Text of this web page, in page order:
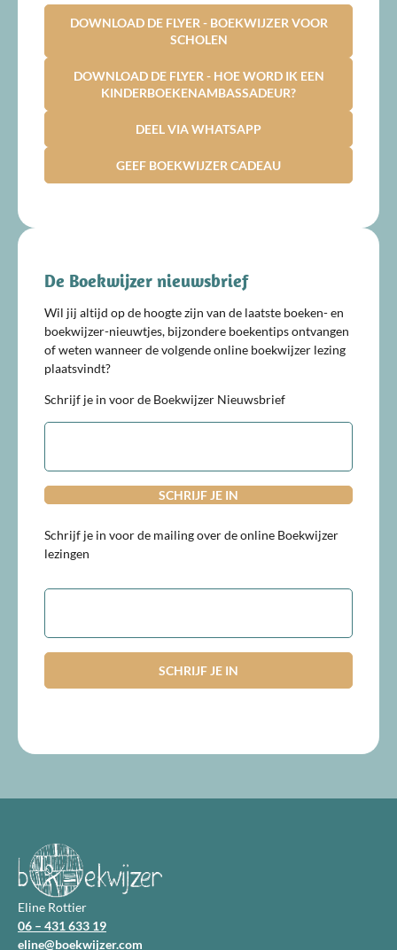
DOWNLOAD DE FLYER - BOEKWIJZER VOOR
SCHOLEN
DOWNLOAD DE FLYER - HOE WORD IK EEN
KINDERBOEKENAMBASSADEUR?
DEEL VIA WHATSAPP
GEEF BOEKWIJZER CADEAU
De Boekwijzer nieuwsbrief
Wil jij altijd op de hoogte zijn van de laatste boeken- en
boekwijzer-nieuwtjes, bijzondere boekentips ontvangen
of weten wanneer de volgende online boekwijzer lezing
plaatsvindt?
Schrijf je in voor de Boekwijzer Nieuwsbrief
E-
Schrijf je in voor de mailing over de online Boekwijzer
lezingen
E-
Eline Rottier
06 – 431 633 19
eline@boekwijzer.com